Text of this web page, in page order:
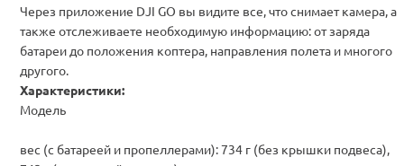
Через приложение DJI GO вы видите все, что снимает камера, а
также отслеживаете необходимую информацию:от заряда
батареи до положения коптера, направления полета и многого
другого
Характеристики:
Модель
вес (с батареей и пропеллерами): 734 г (без крышки подвеса),